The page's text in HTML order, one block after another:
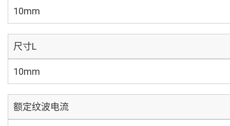
10mm
尺寸L
10mm
额定纹波电流